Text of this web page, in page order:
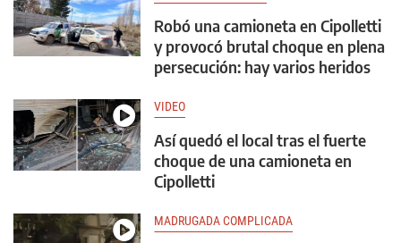
Robó una camioneta en Cipolletti
y provocó brutal choque en plena
persecución: hay varios heridos
VIDEO
Así quedó el local tras el fuerte
choque de una camioneta en
Cipolletti
MADRUGADA COMPLICADA